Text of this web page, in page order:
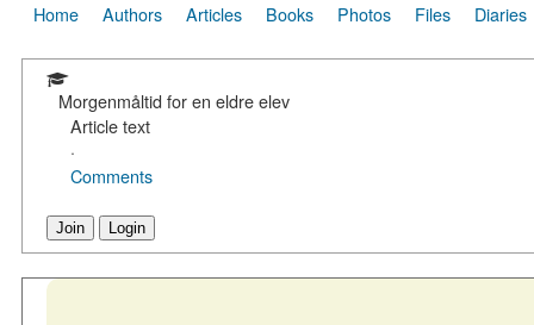
Home Authors Articles Books Photos Files Diaries
Morgenmåltid for en eldre elev
Article text
·
Comments
Join Login